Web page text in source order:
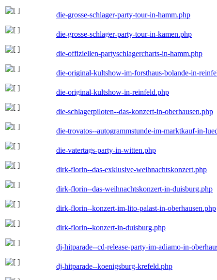
die-grosse-schlager-party-tour-in-hamm.php
die-grosse-schlager-party-tour-in-kamen.php
die-offiziellen-partyschlagercharts-in-hamm.php
die-original-kultshow-im-forsthaus-bolande-in-
die-original-kultshow-in-reinfeld.php
die-schlagerpiloten--das-konzert-in-oberhausen.php
die-trovatos--autogrammstunde-im-marktkauf-in-
die-vatertags-party-in-witten.php
dirk-florin--das-exklusive-weihnachtskonzert.php
dirk-florin--das-weihnachtskonzert-in-duisburg.php
dirk-florin--konzert-im-lito-palast-in-oberhausen.php
dirk-florin--konzert-in-duisburg.php
dj-hitparade--cd-release-party-im-adiamo-in-
dj-hitparade--koenigsburg-krefeld.php